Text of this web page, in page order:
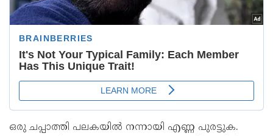
ഒരു ചപ്പാത്തി പലകയിൽ നന്നായി എണ്ണ പുരട്ടുക.